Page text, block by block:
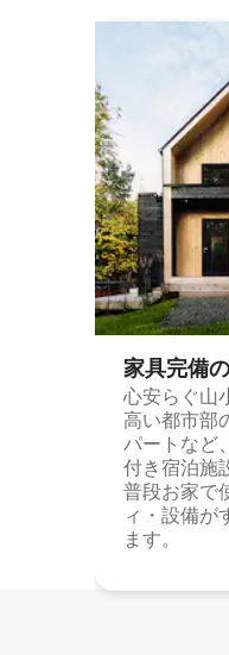
家具完備
心安らぐ山
高い都市部
パートなど
付き宿泊施
普段お家で
ィ・設備が
ます。